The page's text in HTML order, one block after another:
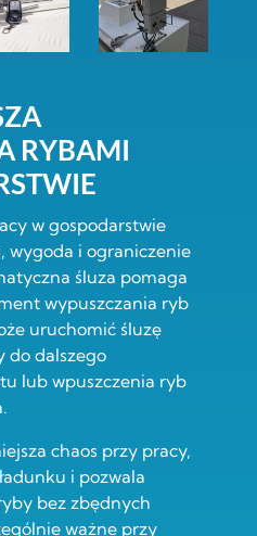
RYBAMI
w gospodarstwie
wygoda i ograniczenie
śluza pomaga
wypuszczania ryb
uruchomić śluzę
do dalszego
lub wpuszczenia ryb
chaos przy pracy,
i pozwala
bez zbędnych
ważne przy